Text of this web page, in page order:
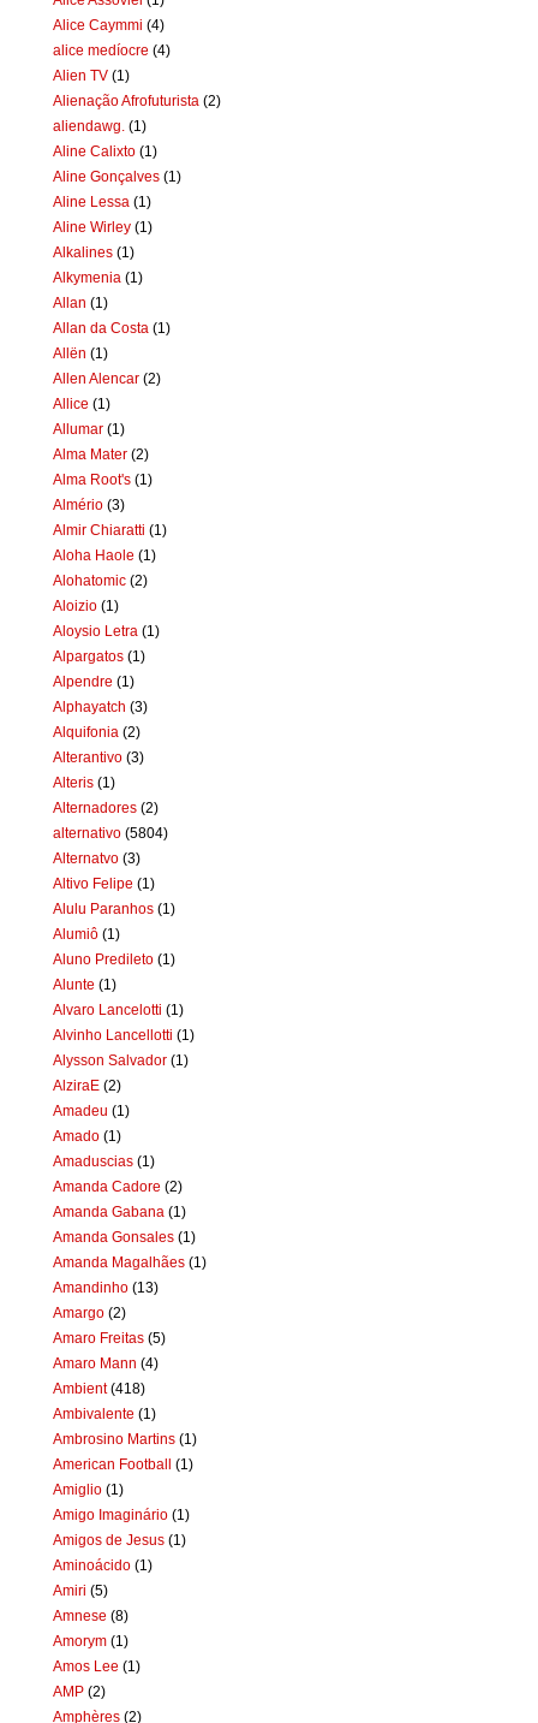
Alice Caymmi (4)
alice medíocre (4)
Alien TV (1)
Alienação Afrofuturista (2)
aliendawg. (1)
Aline Calixto (1)
Aline Gonçalves (1)
Aline Lessa (1)
Aline Wirley (1)
Alkalines (1)
Alkymenia (1)
Allan (1)
Allan da Costa (1)
Allën (1)
Allen Alencar (2)
Allice (1)
Allumar (1)
Alma Mater (2)
Alma Root's (1)
Almério (3)
Almir Chiaratti (1)
Aloha Haole (1)
Alohatomic (2)
Aloizio (1)
Aloysio Letra (1)
Alpargatos (1)
Alpendre (1)
Alphayatch (3)
Alquifonia (2)
Alterantivo (3)
Alteris (1)
Alternadores (2)
alternativo (5804)
Alternatvo (3)
Altivo Felipe (1)
Alulu Paranhos (1)
Alumiô (1)
Aluno Predileto (1)
Alunte (1)
Alvaro Lancelotti (1)
Alvinho Lancellotti (1)
Alysson Salvador (1)
AlziraE (2)
Amadeu (1)
Amado (1)
Amaduscias (1)
Amanda Cadore (2)
Amanda Gabana (1)
Amanda Gonsales (1)
Amanda Magalhães (1)
Amandinho (13)
Amargo (2)
Amaro Freitas (5)
Amaro Mann (4)
Ambient (418)
Ambivalente (1)
Ambrosino Martins (1)
American Football (1)
Amiglio (1)
Amigo Imaginário (1)
Amigos de Jesus (1)
Aminoácido (1)
Amiri (5)
Amnese (8)
Amorym (1)
Amos Lee (1)
AMP (2)
Amphères (2)